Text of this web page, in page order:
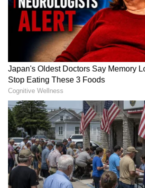
2
Image Credit :Chatgpt
QWERTY ವಿನ್ಯಾಸ ಹುಟ್ಟಿದ್ದು ಹೇಗೆ?
QWERTY ವಿನ್ಯಾಸ ಹುಟ್ಟಿದ್ದು ಹೇಗೆ?
ಈ ಮೆಕ್ಯಾನಿಕಲ್ ಸಮಸ್ಯೆಯನ್ನು